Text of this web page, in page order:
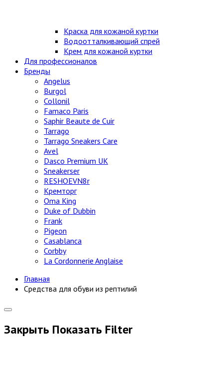
Краска для кожаной куртки
Водоотталкивающий спрей
Крем для кожаной куртки
Для профессионалов
Бренды
Angelus
Burgol
Collonil
Famaco Paris
Saphir Beaute de Cuir
Tarrago
Tarrago Sneakers Care
Avel
Dasco Premium UK
Sneakerser
RESHOEVN8r
Кремторг
Oma King
Duke of Dubbin
Frank
Pigeon
Casablanca
Corbby
La Cordonnerie Anglaise
Главная
Средства для обуви из рептилий
Закрыть Показать Filter